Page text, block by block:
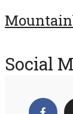
Social